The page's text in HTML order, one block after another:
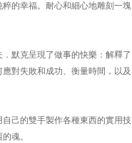
的幸福。耐心和細心地雕刻一塊
默克呈現了做事的快樂：解釋了
對失敗和成功、衡量時間，以及
己的雙手製作各種東西的實用技
魂。